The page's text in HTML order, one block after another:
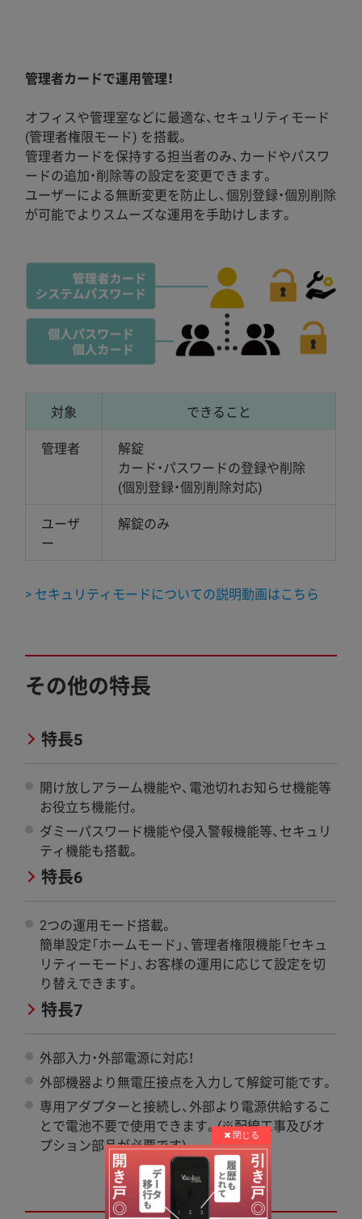
管理者カードで運用管理！
オフィスや管理室などに最適な、セキュリティモード
(管理者権限モード) を搭載。
管理者カードを保持する担当者のみ、カードやパスワ
ードの追加・削除等の設定を変更できます。
ユーザーによる無断変更を防止し、個別登録・個別削除
が可能でよりスムーズな運用を手助けします。
対象
できること
管理者
解錠
カード・パスワードの登録や削除
(個別登録・個別削除対応)
ユーザ
ー
解錠のみ
> セキュリティモードについての説明動画はこちら
その他の特長
特長5
開け放しアラーム機能や、電池切れお知らせ機能等
お役立ち機能付。
ダミーパスワード機能や侵入警報機能等、セキュリ
ティ機能も搭載。
特長6
2つの運用モード搭載。
簡単設定「ホームモード」、管理者権限機能「セキュ
リティーモード」、お客様の運用に応じて設定を切
り替えできます。
特長7
外部入力・外部電源に対応！
外部機器より無電圧接点を入力して解錠可能です。
専用アダプターと接続し、外部より電源供給するこ
とで電池不要で使用できます。(※配線工事及びオ
プション部品が必要です)